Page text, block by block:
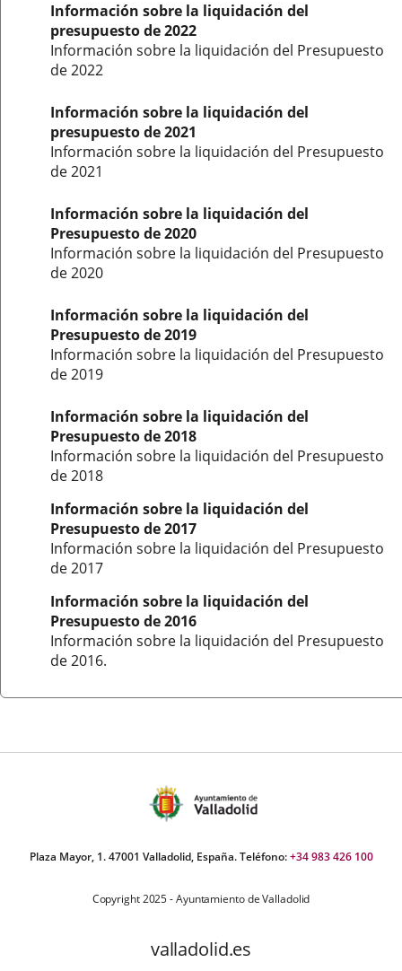
Información sobre la liquidación del
presupuesto de 2022
Información sobre la liquidación del Presupuesto
de 2022
Información sobre la liquidación del
presupuesto de 2021
Información sobre la liquidación del Presupuesto
de 2021
Información sobre la liquidación del
Presupuesto de 2020
Información sobre la liquidación del Presupuesto
de 2020
Información sobre la liquidación del
Presupuesto de 2019
Información sobre la liquidación del Presupuesto
de 2019
Información sobre la liquidación del
Presupuesto de 2018
Información sobre la liquidación del Presupuesto
de 2018
Información sobre la liquidación del
Presupuesto de 2017
Información sobre la liquidación del Presupuesto
de 2017
Información sobre la liquidación del
Presupuesto de 2016
Información sobre la liquidación del Presupuesto
de 2016.
Plaza Mayor, 1. 47001 Valladolid, España. Teléfono:+34 983 426 100
Copyright 2025 - Ayuntamiento de Valladolid
valladolid.es